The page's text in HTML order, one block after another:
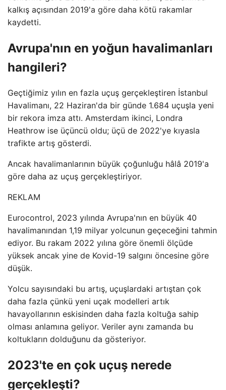
kalkış açısından 2019'a göre daha kötü rakamlar
kaydetti.
Avrupa'nın en yoğun havalimanları
hangileri?
Geçtiğimiz yılın en fazla uçuş gerçekleştiren İstanbul
Havalimanı, 22 Haziran'da bir günde 1.684 uçuşla yeni
bir rekora imza attı. Amsterdam ikinci, Londra
Heathrow ise üçüncü oldu; üçü de 2022'ye kıyasla
trafikte artış gösterdi.
Ancak havalimanlarının büyük çoğunluğu hâlâ 2019'a
göre daha az uçuş gerçekleştiriyor.
REKLAM
Eurocontrol, 2023 yılında Avrupa'nın en büyük 40
havalimanından 1,19 milyar yolcunun geçeceğini tahmin
ediyor. Bu rakam 2022 yılına göre önemli ölçüde
yüksek ancak yine de Kovid-19 salgını öncesine göre
düşük.
Yolcu sayısındaki bu artış, uçuşlardaki artıştan çok
daha fazla çünkü yeni uçak modelleri artık
havayollarının eskisinden daha fazla koltuğa sahip
olması anlamına geliyor. Veriler aynı zamanda bu
koltukların dolduğunu da gösteriyor.
2023'te en çok uçuş nerede
gerçekleşti?